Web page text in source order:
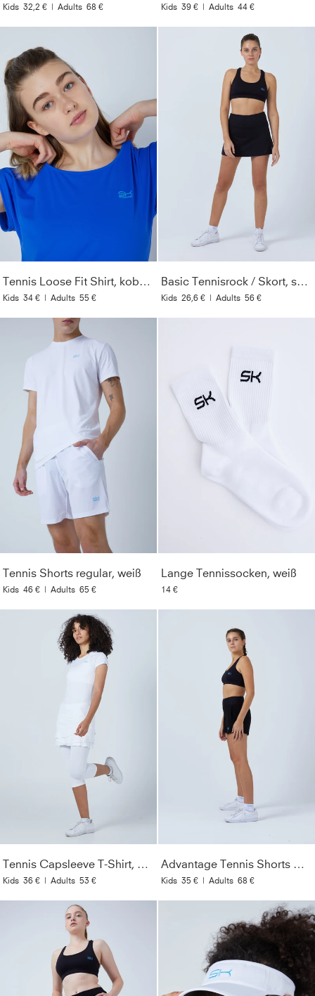
Kids 32,2 € | Adults 68 € Kids 39 € | Adults 44 €
Tennis Loose Fit Shirt, kobaltblau
Kids 34 € | Adults 55 €
Basic Tennisrock / Skort, schwarz
Kids 26,6 € | Adults 56 €
Tennis Shorts regular, weiß
Kids 46 € | Adults 65 €
Lange Tennissocken, weiß
14 €
Tennis Capsleeve T-Shirt, weiß
Kids 36 € | Adults 53 €
Advantage Tennis Shorts mit Ballhalter, schwarz
Kids 35 € | Adults 68 €